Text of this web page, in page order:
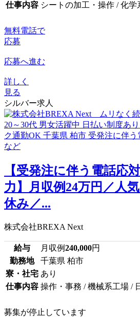
仕事内容 シートの加工・操作 / 化学
無料電話で
応募
応募へ進む
詳しく
見る
シルバー求人
【受発注に伴う電話応
力】月収例24万円／人
休み／...
株式会社BREXA Next
給与 月収例240,000円
勤務地
千葉県 柏市
寮・社宅 あり
仕事内容 操作・事務 / 機械系工場 /
募集が停止しています